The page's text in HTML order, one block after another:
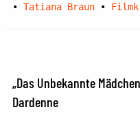
• Tatiana Braun •
„Das Unbekannte
Dardenne